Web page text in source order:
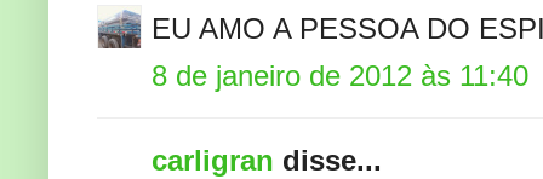
EU AMO A PESSOA DO
8 de janeiro de 2012 às 11:40
carligran disse...